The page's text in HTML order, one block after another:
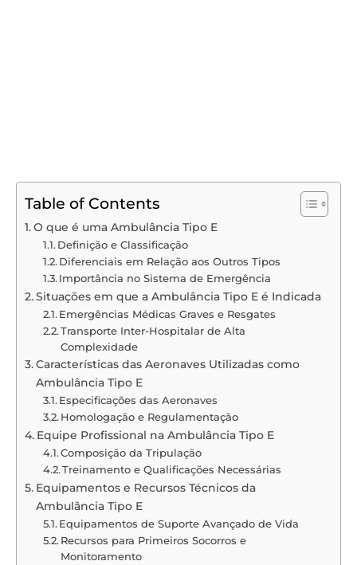
Table of Contents
O que é uma Ambulância Tipo E
Definição e Classificação
Diferenciais em Relação aos Outros Tipos
Importância no Sistema de Emergência
Situações em que a Ambulância Tipo E é Indicada
Emergências Médicas Graves e Resgates
Transporte Inter-Hospitalar de Alta
Complexidade
Características das Aeronaves Utilizadas como
Ambulância Tipo E
Especificações das Aeronaves
Homologação e Regulamentação
Equipe Profissional na Ambulância Tipo E
Composição da Tripulação
Treinamento e Qualificações Necessárias
Equipamentos e Recursos Técnicos da
Ambulância Tipo E
Equipamentos de Suporte Avançado de Vida
Recursos para Primeiros Socorros e
Monitoramento